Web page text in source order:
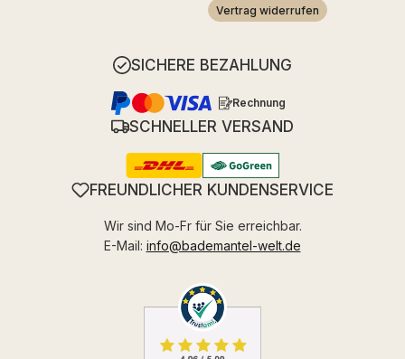
Vertrag widerrufen
SICHERE BEZAHLUNG
Rechnung
SCHNELLER VERSAND
FREUNDLICHER KUNDENSERVICE
Wir sind Mo-Fr für Sie erreichbar.
E-Mail: info@bademantel-welt.de